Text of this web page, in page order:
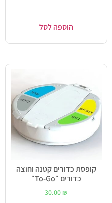
הוספה לסל
קופסת כדורים קטנה וחוצה
כדורים ״To-Go״
30.00 ₪